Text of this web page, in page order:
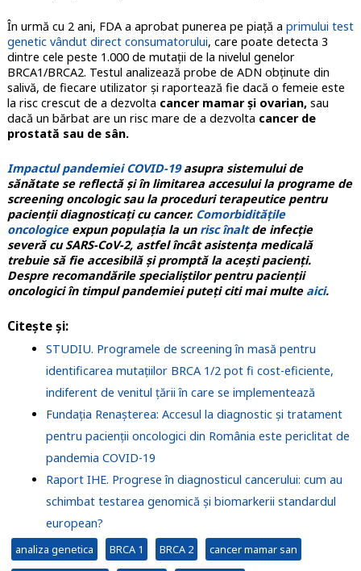
În urmă cu 2 ani, FDA a aprobat punerea pe piață a primului test
genetic vândut direct consumatorului, care poate detecta 3
dintre cele peste 1.000 de mutații de la nivelul genelor
BRCA1/BRCA2. Testul analizează probe de ADN obținute din
salivă, de fiecare utilizator și raportează fie dacă o femeie este
la risc crescut de a dezvolta cancer mamar și ovarian, sau
dacă un bărbat are un risc mare de a dezvolta cancer de
prostată sau de sân.
Impactul pandemiei COVID-19asupra sistemului de
sănătate se reflectă și în limitarea accesului la programe de
screening oncologic sau la proceduri terapeutice pentru
pacienții diagnosticați cu cancer. Comorbiditățile
oncologiceexpun populația la un risc înaltde infecție
severă cu SARS-CoV-2, astfel încât asistența medicală
trebuie să fie accesibilă și promptă la acești pacienți.
Despre recomandările specialiștilor pentru pacienții
oncologici în timpul pandemiei puteți citi mai multe aici.
Citește și:
STUDIU. Programele de screening în masă pentru
identificarea mutațiilor BRCA 1/2 pot fi cost-eficiente,
indiferent de venitul țării în care se implementează
Fundația Renașterea: Accesul la diagnostic și tratament
pentru pacienții oncologici din România este periclitat de
pandemia COVID-19
Raport IHE. Progrese în diagnosticul cancerului: cum au
schimbat testarea genomică și biomarkerii standardul
european?
analiza genetica BRCA 1 BRCA 2 cancer mamar san